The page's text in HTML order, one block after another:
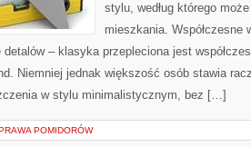
stylu, według którego
mieszkania. Współczesne
detalów – klasyka przepleciona jest
Niemniej jednak większość osób stawia
w stylu minimalistycznym, bez […]
POMIDORÓW